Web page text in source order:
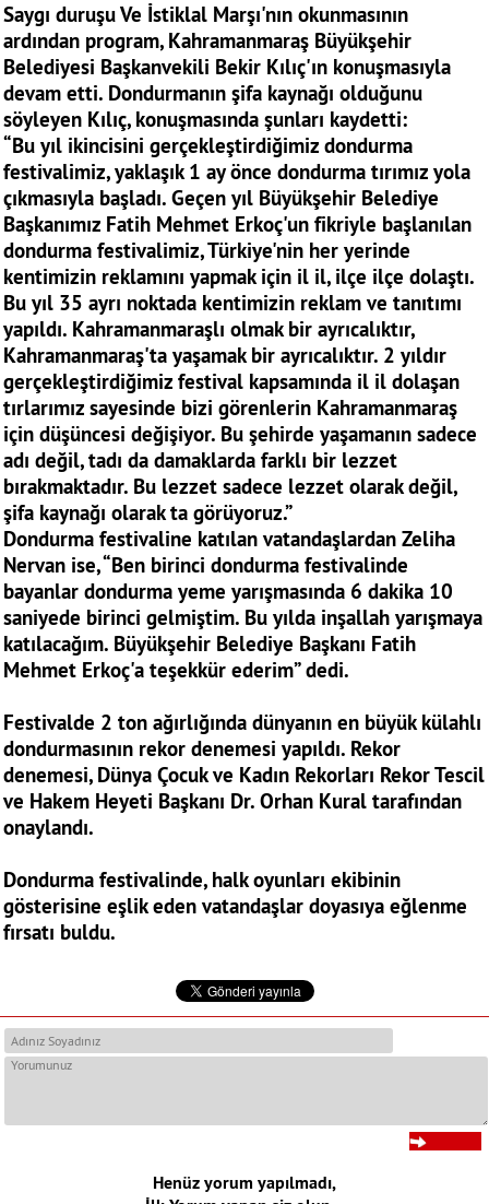
Saygı duruşu Ve İstiklal Marşı'nın okunmasının
ardından program, Kahramanmaraş Büyükşehir
Belediyesi Başkanvekili Bekir Kılıç'ın konuşmasıyla
devam etti. Dondurmanın şifa kaynağı olduğunu
söyleyen Kılıç, konuşmasında şunları kaydetti:
“Bu yıl ikincisini gerçekleştirdiğimiz dondurma
festivalimiz, yaklaşık 1 ay önce dondurma tırımız yola
çıkmasıyla başladı. Geçen yıl Büyükşehir Belediye
Başkanımız Fatih Mehmet Erkoç'un fikriyle başlanılan
dondurma festivalimiz, Türkiye'nin her yerinde
kentimizin reklamını yapmak için il il, ilçe ilçe dolaştı.
Bu yıl 35 ayrı noktada kentimizin reklam ve tanıtımı
yapıldı. Kahramanmaraşlı olmak bir ayrıcalıktır,
Kahramanmaraş'ta yaşamak bir ayrıcalıktır. 2 yıldır
gerçekleştirdiğimiz festival kapsamında il il dolaşan
tırlarımız sayesinde bizi görenlerin Kahramanmaraş
için düşüncesi değişiyor. Bu şehirde yaşamanın sadece
adı değil, tadı da damaklarda farklı bir lezzet
bırakmaktadır. Bu lezzet sadece lezzet olarak değil,
şifa kaynağı olarak ta görüyoruz.”
Dondurma festivaline katılan vatandaşlardan Zeliha
Nervan ise, “Ben birinci dondurma festivalinde
bayanlar dondurma yeme yarışmasında 6 dakika 10
saniyede birinci gelmiştim. Bu yılda inşallah yarışmaya
katılacağım. Büyükşehir Belediye Başkanı Fatih
Mehmet Erkoç'a teşekkür ederim” dedi.
Festivalde 2 ton ağırlığında dünyanın en büyük külahlı
dondurmasının rekor denemesi yapıldı. Rekor
denemesi, Dünya Çocuk ve Kadın Rekorları Rekor Tescil
ve Hakem Heyeti Başkanı Dr. Orhan Kural tarafından
onaylandı.
Dondurma festivalinde, halk oyunları ekibinin
gösterisine eşlik eden vatandaşlar doyasıya eğlenme
fırsatı buldu.
Henüz yorum yapılmadı,